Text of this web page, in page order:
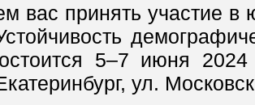
вас принять участие
5–7 июня
ул.